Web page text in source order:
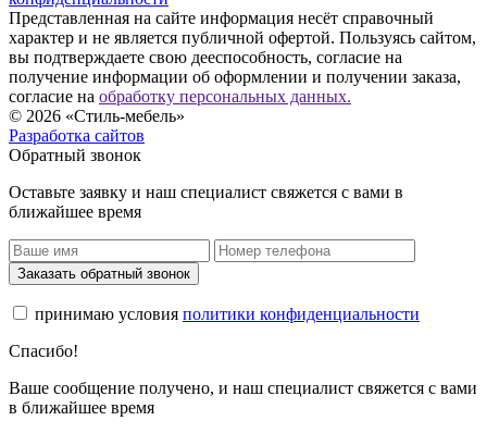
Представленная на сайте информация несёт справочный
характер и не является публичной офертой. Пользуясь сайтом,
вы подтверждаете свою дееспособность, согласие на
получение информации об оформлении и получении заказа,
согласие на обработку персональных данных.
© 2026 «Стиль-мебель»
Разработка сайтов
Обратный звонок
Оставьте заявку и наш специалист свяжется с вами в
ближайшее время
Заказать обратный звонок
принимаю условия политики конфиденциальности
Спасибо!
Ваше сообщение получено, и наш специалист свяжется с вами
в ближайшее время